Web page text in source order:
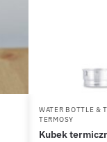
WATER BOTTLE &
TERMOSY
Kubek